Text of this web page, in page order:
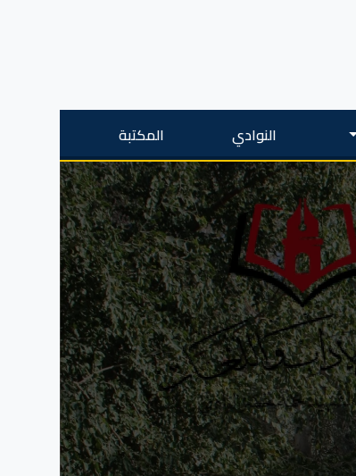
النوادي المكتبة